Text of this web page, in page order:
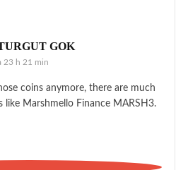
GOK
23 h 21 min
coins anymore, there are much
like Marshmello Finance MARSH3.